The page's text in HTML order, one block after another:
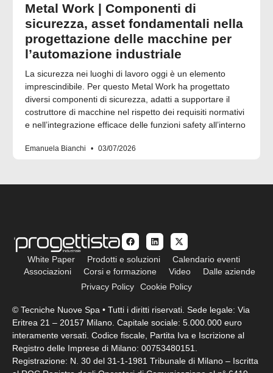
Metal Work | Componenti di
sicurezza, asset fondamentali nella
progettazione delle macchine per
l’automazione industriale
La sicurezza nei luoghi di lavoro oggi è un elemento
imprescindibile. Per questo Metal Work ha progettato
diversi componenti di sicurezza, adatti a supportare il
costruttore di macchine nel rispetto dei requisiti normativi
e nell’integrazione efficace delle funzioni safety all’interno
Emanuela Bianchi 03/07/2026
White Paper Prodotti e soluzioni
Calendario eventi
Associazioni
Corsi e formazione Video
Dalle aziende
Privacy Policy
Cookie Policy
© Tecniche Nuove Spa • Tutti i diritti riservati. Sede legale: Via
Eritrea 21 – 20157 Milano. Capitale sociale: 5.000.000 euro
interamente versati. Codice fiscale, Partita Iva e Iscrizione al
Registro delle Imprese di Milano: 00753480151.
Registrazione: N. 30 del 31-1-1981 Tribunale di Milano – Iscritta